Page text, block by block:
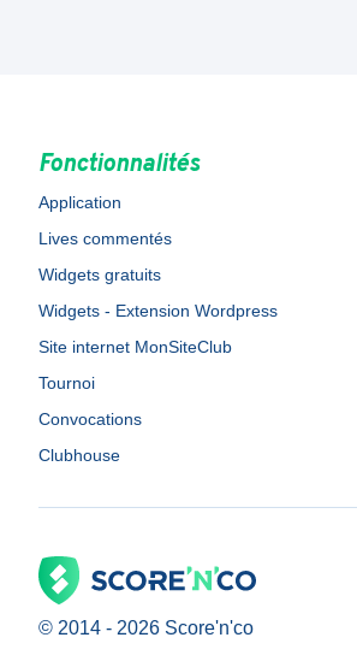
Fonctionnalités
Application
Lives commentés
Widgets gratuits
Widgets - Extension Wordpress
Site internet MonSiteClub
Tournoi
Convocations
Clubhouse
© 2014 - 2026 Score'n'co